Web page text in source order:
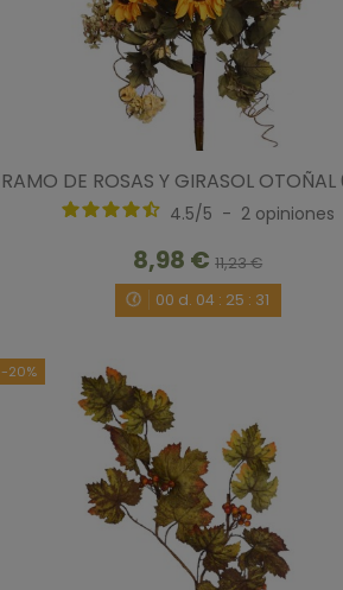
RAMO DE ROSAS Y GIRASOL
4.5/5 - 2 opiniones
8,98 €11,23 €
00d. 04: 25: 30
-20%